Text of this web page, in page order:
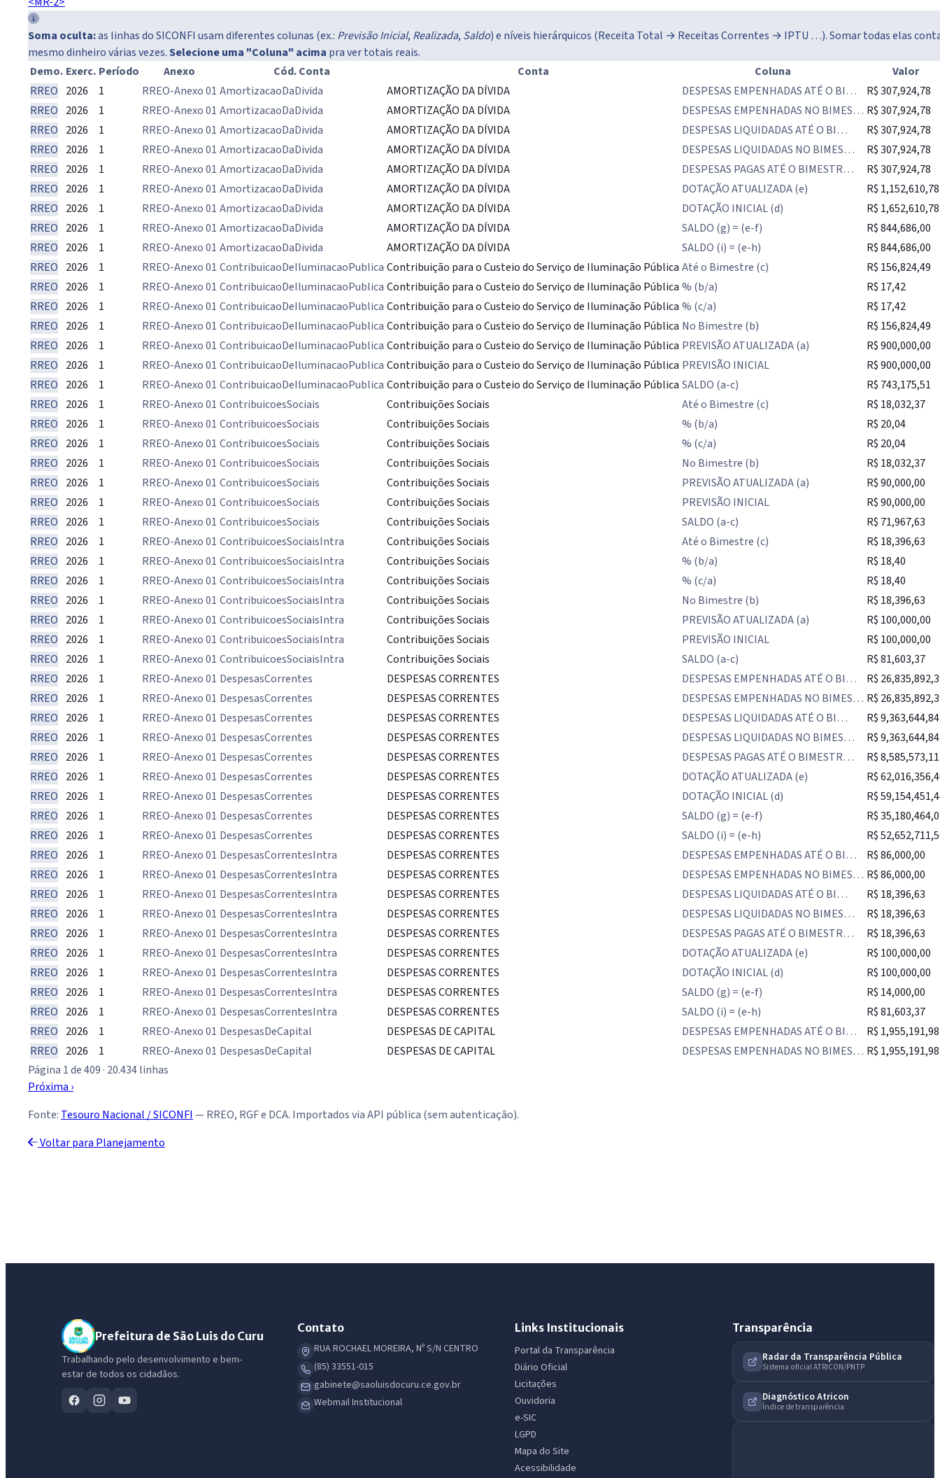
Soma oculta:as linhas do SICONFI usam diferentes colunas (ex.: Previsão Inicial, Realizada, Saldo) e níveis hierárquicos (Receita Total → Receitas Correntes → IPTU …). Somar todas elas
mesmo dinheiro várias vezes.Selecione uma "Coluna" acima pra ver totais reais.
Demo. Exerc. Período Anexo Cód. Conta Conta Coluna
Valor
RREO 2026 1 RREO-Anexo 01 AmortizacaoDaDivida AMORTIZAÇÃO DA DÍVIDA DESPESAS EMPENHADAS ATÉ O BI…
R$ 307,924,78
RREO 2026 1 RREO-Anexo 01 AmortizacaoDaDivida AMORTIZAÇÃO DA DÍVIDA DESPESAS EMPENHADAS NO BIMES… R$ 307,924,78
RREO 2026 1 RREO-Anexo 01 AmortizacaoDaDivida AMORTIZAÇÃO DA DÍVIDA DESPESAS LIQUIDADAS ATÉ O BI…
R$ 307,924,78
RREO 2026 1 RREO-Anexo 01 AmortizacaoDaDivida AMORTIZAÇÃO DA DÍVIDA DESPESAS LIQUIDADAS NO BIMES…
R$ 307,924,78
RREO 2026 1 RREO-Anexo 01 AmortizacaoDaDivida AMORTIZAÇÃO DA DÍVIDA DESPESAS PAGAS ATÉ O BIMESTR…
R$ 307,924,78
RREO 2026 1 RREO-Anexo 01 AmortizacaoDaDivida AMORTIZAÇÃO DA DÍVIDA DOTAÇÃO ATUALIZADA (e)
R$ 1,152,610,78
RREO 2026 1 RREO-Anexo 01 AmortizacaoDaDivida AMORTIZAÇÃO DA DÍVIDA DOTAÇÃO INICIAL (d)
R$ 1,652,610,78
RREO 2026 1 RREO-Anexo 01 AmortizacaoDaDivida AMORTIZAÇÃO DA DÍVIDA SALDO (g) = (e-f)
R$ 844,686,00
RREO 2026 1 RREO-Anexo 01 AmortizacaoDaDivida AMORTIZAÇÃO DA DÍVIDA SALDO (i) = (e-h)
R$ 844,686,00
RREO 2026 1 RREO-Anexo 01 ContribuicaoDeIluminacaoPublica Contribuição para o Custeio do Serviço de Iluminação Pública Até o Bimestre (c)
R$ 156,824,49
RREO 2026 1 RREO-Anexo 01 ContribuicaoDeIluminacaoPublica Contribuição para o Custeio do Serviço de Iluminação Pública % (b/a)
R$ 17,42
RREO 2026 1 RREO-Anexo 01 ContribuicaoDeIluminacaoPublica Contribuição para o Custeio do Serviço de Iluminação Pública % (c/a)
R$ 17,42
RREO 2026 1 RREO-Anexo 01 ContribuicaoDeIluminacaoPublica Contribuição para o Custeio do Serviço de Iluminação Pública No Bimestre (b)
R$ 156,824,49
RREO 2026 1 RREO-Anexo 01 ContribuicaoDeIluminacaoPublica Contribuição para o Custeio do Serviço de Iluminação Pública PREVISÃO ATUALIZADA (a)
R$ 900,000,00
RREO 2026 1 RREO-Anexo 01 ContribuicaoDeIluminacaoPublica Contribuição para o Custeio do Serviço de Iluminação Pública PREVISÃO INICIAL
R$ 900,000,00
RREO 2026 1 RREO-Anexo 01 ContribuicaoDeIluminacaoPublica Contribuição para o Custeio do Serviço de Iluminação Pública SALDO (a-c)
R$ 743,175,51
RREO 2026 1 RREO-Anexo 01 ContribuicoesSociais Contribuições Sociais Até o Bimestre (c)
R$ 18,032,37
RREO 2026 1 RREO-Anexo 01 ContribuicoesSociais Contribuições Sociais % (b/a)
R$ 20,04
RREO 2026 1 RREO-Anexo 01 ContribuicoesSociais Contribuições Sociais % (c/a)
R$ 20,04
RREO 2026 1 RREO-Anexo 01 ContribuicoesSociais Contribuições Sociais No Bimestre (b)
R$ 18,032,37
RREO 2026 1 RREO-Anexo 01 ContribuicoesSociais Contribuições Sociais PREVISÃO ATUALIZADA (a)
R$ 90,000,00
RREO 2026 1 RREO-Anexo 01 ContribuicoesSociais Contribuições Sociais PREVISÃO INICIAL
R$ 90,000,00
RREO 2026 1 RREO-Anexo 01 ContribuicoesSociais Contribuições Sociais SALDO (a-c)
R$ 71,967,63
RREO 2026 1 RREO-Anexo 01 ContribuicoesSociaisIntra Contribuições Sociais Até o Bimestre (c)
R$ 18,396,63
RREO 2026 1 RREO-Anexo 01 ContribuicoesSociaisIntra Contribuições Sociais % (b/a)
R$ 18,40
RREO 2026 1 RREO-Anexo 01 ContribuicoesSociaisIntra Contribuições Sociais % (c/a)
R$ 18,40
RREO 2026 1 RREO-Anexo 01 ContribuicoesSociaisIntra Contribuições Sociais No Bimestre (b)
R$ 18,396,63
RREO 2026 1 RREO-Anexo 01 ContribuicoesSociaisIntra Contribuições Sociais PREVISÃO ATUALIZADA (a)
R$ 100,000,00
RREO 2026 1 RREO-Anexo 01 ContribuicoesSociaisIntra Contribuições Sociais PREVISÃO INICIAL
R$ 100,000,00
RREO 2026 1 RREO-Anexo 01 ContribuicoesSociaisIntra Contribuições Sociais SALDO (a-c)
R$ 81,603,37
RREO 2026 1 RREO-Anexo 01 DespesasCorrentes DESPESAS CORRENTES DESPESAS EMPENHADAS ATÉ O BI…
R$
RREO 2026 1 RREO-Anexo 01 DespesasCorrentes DESPESAS CORRENTES DESPESAS EMPENHADAS NO BIMES… R$
RREO 2026 1 RREO-Anexo 01 DespesasCorrentes DESPESAS CORRENTES DESPESAS LIQUIDADAS ATÉ O BI…
R$ 9,363,644,84
RREO 2026 1 RREO-Anexo 01 DespesasCorrentes DESPESAS CORRENTES DESPESAS LIQUIDADAS NO BIMES…
R$ 9,363,644,84
RREO 2026 1 RREO-Anexo 01 DespesasCorrentes DESPESAS CORRENTES DESPESAS PAGAS ATÉ O BIMESTR…
R$ 8,585,573,11
RREO 2026 1 RREO-Anexo 01 DespesasCorrentes DESPESAS CORRENTES DOTAÇÃO ATUALIZADA (e)
R$
RREO 2026 1 RREO-Anexo 01 DespesasCorrentes DESPESAS CORRENTES DOTAÇÃO INICIAL (d)
R$
RREO 2026 1 RREO-Anexo 01 DespesasCorrentes DESPESAS CORRENTES SALDO (g) = (e-f)
R$
RREO 2026 1 RREO-Anexo 01 DespesasCorrentes DESPESAS CORRENTES SALDO (i) = (e-h)
R$
RREO 2026 1 RREO-Anexo 01 DespesasCorrentesIntra DESPESAS CORRENTES DESPESAS EMPENHADAS ATÉ O BI…
R$ 86,000,00
RREO 2026 1 RREO-Anexo 01 DespesasCorrentesIntra DESPESAS CORRENTES DESPESAS EMPENHADAS NO BIMES… R$ 86,000,00
RREO 2026 1 RREO-Anexo 01 DespesasCorrentesIntra DESPESAS CORRENTES DESPESAS LIQUIDADAS ATÉ O BI…
R$ 18,396,63
RREO 2026 1 RREO-Anexo 01 DespesasCorrentesIntra DESPESAS CORRENTES DESPESAS LIQUIDADAS NO BIMES…
R$ 18,396,63
RREO 2026 1 RREO-Anexo 01 DespesasCorrentesIntra DESPESAS CORRENTES DESPESAS PAGAS ATÉ O BIMESTR…
R$ 18,396,63
RREO 2026 1 RREO-Anexo 01 DespesasCorrentesIntra DESPESAS CORRENTES DOTAÇÃO ATUALIZADA (e)
R$ 100,000,00
RREO 2026 1 RREO-Anexo 01 DespesasCorrentesIntra DESPESAS CORRENTES DOTAÇÃO INICIAL (d)
R$ 100,000,00
RREO 2026 1 RREO-Anexo 01 DespesasCorrentesIntra DESPESAS CORRENTES SALDO (g) = (e-f)
R$ 14,000,00
RREO 2026 1 RREO-Anexo 01 DespesasCorrentesIntra DESPESAS CORRENTES SALDO (i) = (e-h)
R$ 81,603,37
RREO 2026 1 RREO-Anexo 01 DespesasDeCapital DESPESAS DE CAPITAL DESPESAS EMPENHADAS ATÉ O BI…
R$ 1,955,191,98
RREO 2026 1 RREO-Anexo 01 DespesasDeCapital DESPESAS DE CAPITAL DESPESAS EMPENHADAS NO BIMES… R$ 1,955,191,98
Página 1 de 409 · 20.434 linhas
Próxima ›
Fonte:Tesouro Nacional / SICONFI— RREO, RGF e DCA. Importados via API pública (sem autenticação).
Voltar para Planejamento
Prefeitura de São Luis do Curu
Trabalhando pelo desenvolvimento e bem-
estar de todos os cidadãos.
Contato
RUA ROCHAEL MOREIRA, Nº S/N CENTRO
(85) 33551-015
gabinete@saoluisdocuru.ce.gov.br
Webmail Institucional
Links Institucionais
Portal da Transparência
Diário Oficial
Licitações
Ouvidoria
e-SIC
LGPD
Mapa do Site
Acessibilidade
Transparência
Radar da Transparência Pública
Sistema oficial ATRICON/PNTP
Diagnóstico Atricon
Índice de transparência